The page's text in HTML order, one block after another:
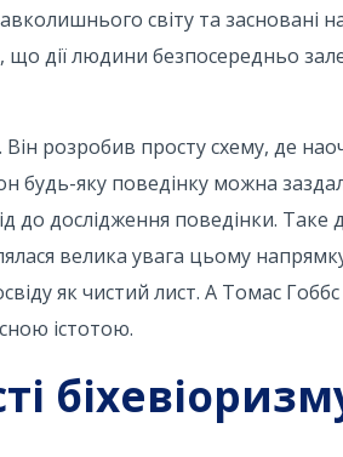
світу та засновані на
що дії людини безпосередньо
розробив просту схему, де
будь-яку поведінку можна
до дослідження поведінки. Таке
велика увага цьому
як чистий лист. А Томас
істотою.